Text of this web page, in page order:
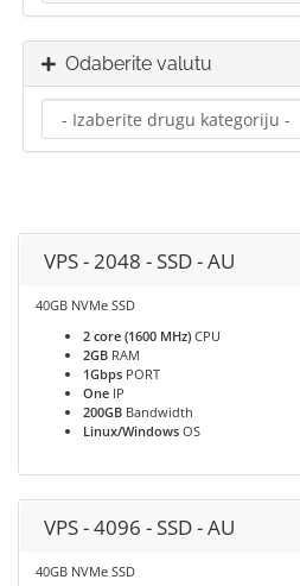
Odaberite valutu
VPS - 2048 - SSD - AU
40GB NVMe SSD
2 core (1600 MHz) CPU
2GB RAM
1Gbps PORT
One IP
200GB Bandwidth
Linux/Windows OS
VPS - 4096 - SSD - AU
40GB NVMe SSD